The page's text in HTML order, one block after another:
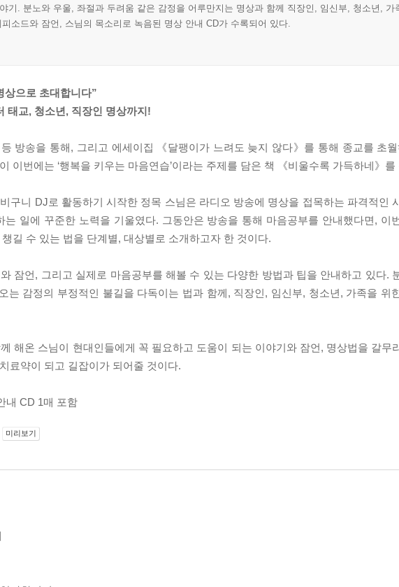
기. 분노와 우울, 좌절과 두려움 같은 감정을 어루만지는 명상과 함께 직장인, 임신부, 청소년, 가
소드와 잠언, 스님의 목소리로 녹음된 명상 안내 CD가 수록되어 있다.
상으로 초대합니다”
태교, 청소년, 직장인 명상까지!
방송을 통해, 그리고 에세이집 《달팽이가 느려도 늦지 않다》를 통해 종교를 초
이번에는 ‘행복을 키우는 마음연습’이라는 주제를 담은 책 《비울수록 가득하네》를
구니 DJ로 활동하기 시작한 정목 스님은 라디오 방송에 명상을 접목하는 파격적인
는 일에 꾸준한 노력을 기울였다. 그동안은 방송을 통해 마음공부를 안내했다면, 이
길 수 있는 법을 단계별, 대상별로 소개하고자 한 것이다.
잠언, 그리고 실제로 마음공부를 해볼 수 있는 다양한 방법과 팁을 안내하고 있다.
는 감정의 부정적인 불길을 다독이는 법과 함께, 직장인, 임신부, 청소년, 가족을 위
해온 스님이 현대인들에게 꼭 필요하고 도움이 되는 이야기와 잠언, 명상법을 갈무
료약이 되고 길잡이가 되어줄 것이다.
내 CD 1매 포함
미리보기